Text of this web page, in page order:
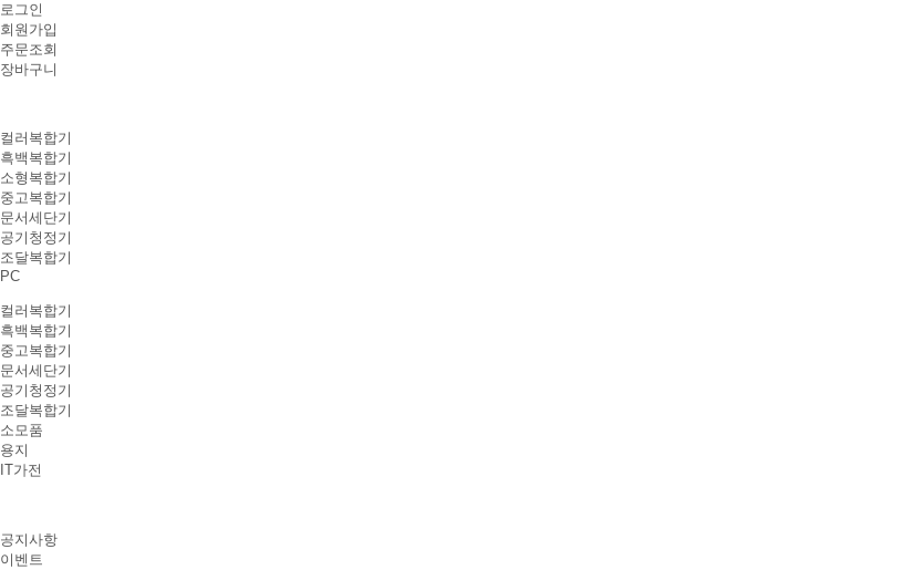
로그인
회원가입
주문조회
장바구니
컬러복합기
흑백복합기
소형복합기
중고복합기
문서세단기
공기청정기
조달복합기
PC
컬러복합기
흑백복합기
중고복합기
문서세단기
공기청정기
조달복합기
소모품
용지
IT가전
공지사항
이벤트